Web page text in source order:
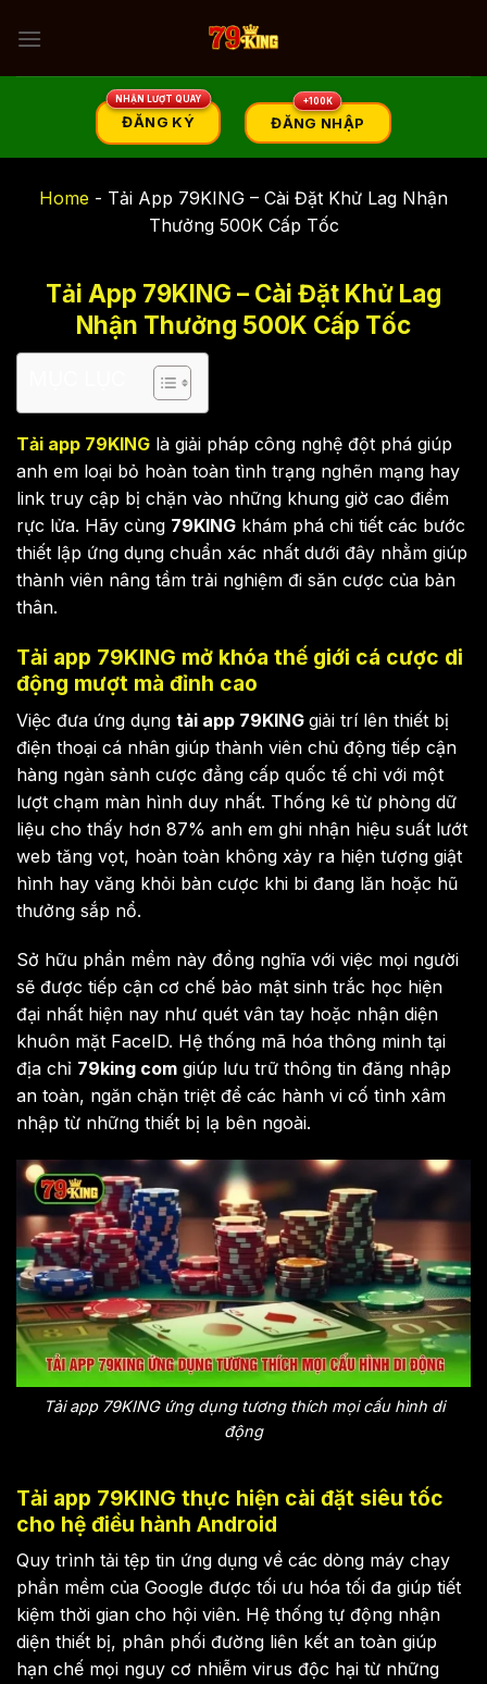
ĐĂNG KÝ ĐĂNG NHẬP
Home - Tải App 79KING – Cài Đặt Khử Lag Nhận
Thưởng 500K Cấp Tốc
Tải App 79KING – Cài Đặt Khử Lag
Nhận Thưởng 500K Cấp Tốc
Tải app 79KING là giải pháp công nghệ đột phá giúp
anh em loại bỏ hoàn toàn tình trạng nghẽn mạng hay
link truy cập bị chặn vào những khung giờ cao điểm
rực lửa. Hãy cùng 79KING khám phá chi tiết các bước
thiết lập ứng dụng chuẩn xác nhất dưới đây nhằm giúp
thành viên nâng tầm trải nghiệm đi săn cược của bản
thân.
Tải app 79KING mở khóa thế giới cá cược di
động mượt mà đỉnh cao
Việc đưa ứng dụng tải app 79KING giải trí lên thiết bị
điện thoại cá nhân giúp thành viên chủ động tiếp cận
hàng ngàn sảnh cược đẳng cấp quốc tế chỉ với một
lượt chạm màn hình duy nhất. Thống kê từ phòng dữ
liệu cho thấy hơn 87% anh em ghi nhận hiệu suất lướt
web tăng vọt, hoàn toàn không xảy ra hiện tượng giật
hình hay văng khỏi bàn cược khi bi đang lăn hoặc hũ
thưởng sắp nổ.
Sở hữu phần mềm này đồng nghĩa với việc mọi người
sẽ được tiếp cận cơ chế bảo mật sinh trắc học hiện
đại nhất hiện nay như quét vân tay hoặc nhận diện
khuôn mặt FaceID. Hệ thống mã hóa thông minh tại
địa chỉ 79king com giúp lưu trữ thông tin đăng nhập
an toàn, ngăn chặn triệt để các hành vi cố tình xâm
nhập từ những thiết bị lạ bên ngoài.
Tải app 79KING ứng dụng tương thích mọi cấu hình di
động
Tải app 79KING thực hiện cài đặt siêu tốc
cho hệ điều hành Android
Quy trình tải tệp tin ứng dụng về các dòng máy chạy
phần mềm của Google được tối ưu hóa tối đa giúp tiết
kiệm thời gian cho hội viên. Hệ thống tự động nhận
diện thiết bị, phân phối đường liên kết an toàn giúp
hạn chế mọi nguy cơ nhiễm virus độc hại từ những